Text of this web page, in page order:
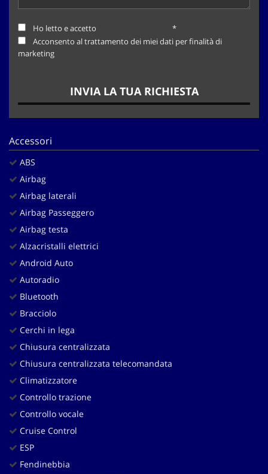
Ho letto e accetto
*
Acconsento al trattamento dei miei dati per finalità di
marketing
INVIA LA TUA RICHIESTA
Accessori
ABS
Airbag
Airbag laterali
Airbag Passeggero
Airbag testa
Alzacristalli elettrici
Android Auto
Autoradio
Bluetooth
Bracciolo
Cerchi in lega
Chiusura centralizzata
Chiusura centralizzata telecomandata
Climatizzatore
Controllo trazione
Controllo vocale
Cruise Control
ESP
Fendinebbia
Cookie di marketing
Leggi
impostazioni